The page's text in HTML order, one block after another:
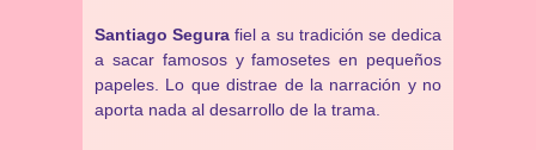
Santiago Segura fiel a su tradición se dedica
a sacar famosos y famosetes en pequeños
papeles. Lo que distrae de la narración y no
aporta nada al desarrollo de la trama.